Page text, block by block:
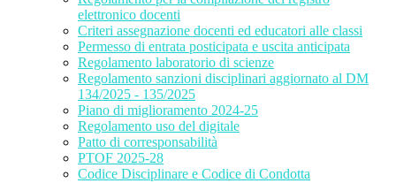
elettronico docenti
Criteri assegnazione docenti ed educatori alle classi
Permesso di entrata posticipata e uscita anticipata
Regolamento laboratorio di scienze
Regolamento sanzioni disciplinari aggiornato al DM
134/2025 - 135/2025
Piano di miglioramento 2024-25
Regolamento uso del digitale
Patto di corresponsabilità
PTOF 2025-28
Codice Disciplinare e Codice di Condotta